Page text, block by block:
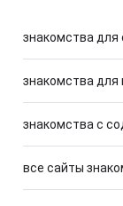
знакомства для
знакомства
знакомства с
все сайты